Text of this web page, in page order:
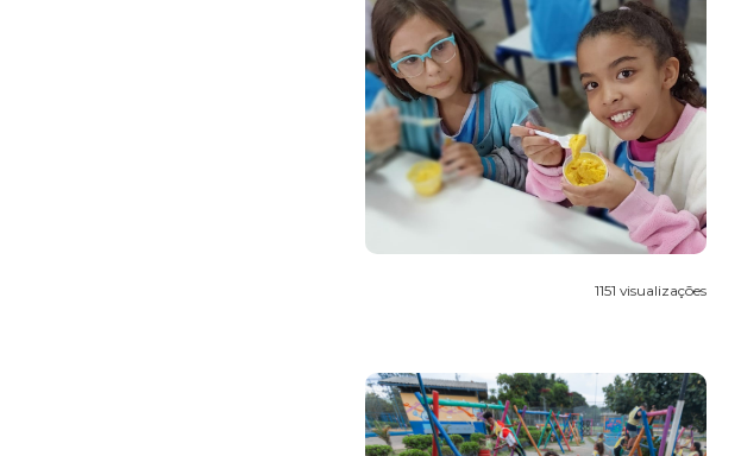
1151 visualizações